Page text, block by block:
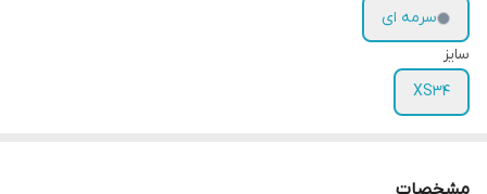
سرمه ای
سایز
XS34
مشخصات